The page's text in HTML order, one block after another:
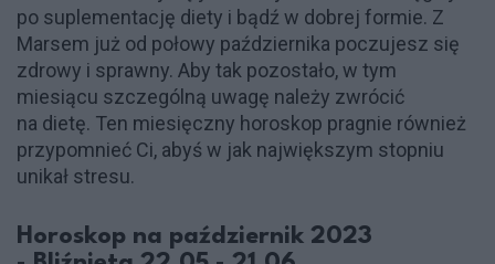
po suplementację diety i bądź w dobrej formie. Z
Marsem już od połowy października poczujesz się
zdrowy i sprawny. Aby tak pozostało, w tym
miesiącu szczególną uwagę należy zwrócić
na dietę. Ten miesięczny horoskop pragnie również
przypomnieć Ci, abyś w jak największym stopniu
unikał stresu.
Horoskop na październik 2023